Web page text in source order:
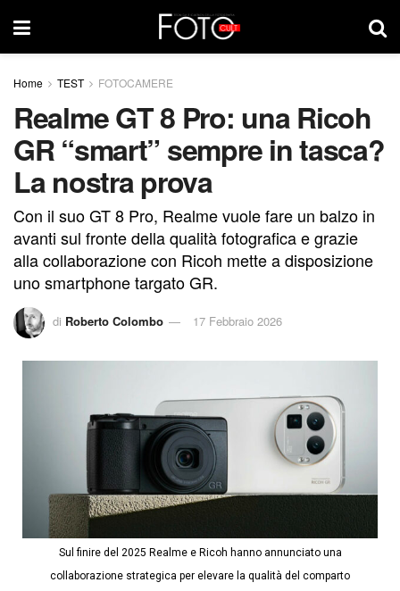
Home TEST FOTOCAMERE
Realme GT 8 Pro: una Ricoh
GR “smart” sempre in tasca?
La nostra prova
Con il suo GT 8 Pro, Realme vuole fare un balzo in
avanti sul fronte della qualità fotografica e grazie
alla collaborazione con Ricoh mette a disposizione
uno smartphone targato GR.
di Roberto Colombo 17 Febbraio 2026
Sul finire del 2025 Realme e Ricoh hanno annunciato una
collaborazione strategica per elevare la qualità del comparto